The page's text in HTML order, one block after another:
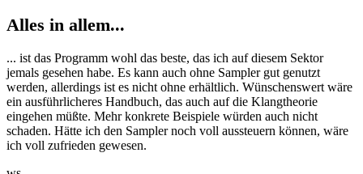
Alles in allem...
... ist das Programm wohl das beste, das ich auf diesem Sektor
jemals gesehen habe. Es kann auch ohne Sampler gut genutzt
werden, allerdings ist es nicht ohne erhältlich. Wünschenswert wäre
ein ausführlicheres Handbuch, das auch auf die Klangtheorie
eingehen müßte. Mehr konkrete Beispiele würden auch nicht
schaden. Hätte ich den Sampler noch voll aussteuern können, wäre
ich voll zufrieden gewesen.